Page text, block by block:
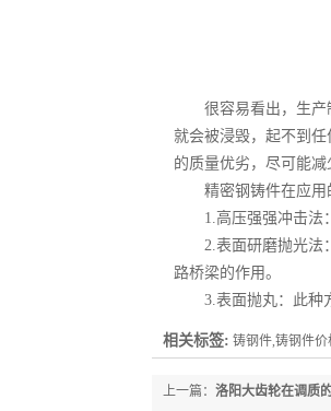
很容易看出，生产制
就会被浸毁，起不到
的质量优劣，尽可能减
精密钢铸件在应用的
1.高压强强冲击法：
2.表面研磨抛光法：
路桥梁的作用。
3.表面抛丸：此种方
相关标签: 铸钢件,铸钢件
上一篇： 洛阳大齿轮在调质